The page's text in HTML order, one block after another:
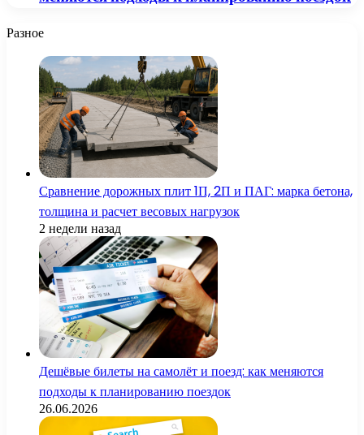
Разное
Сравнение дорожных плит 1П, 2П и ПАГ: марка бетона,
толщина и расчет весовых нагрузок
2 недели назад
Дешёвые билеты на самолёт и поезд: как меняются
подходы к планированию поездок
26.06.2026